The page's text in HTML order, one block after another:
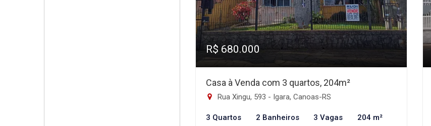
R$ 680.000
Casa à Venda com 3 quartos, 204m²
Rua Xingu, 593 - Igara, Canoas-RS
3 Quartos 2 Banheiros 3 Vagas 204 m²